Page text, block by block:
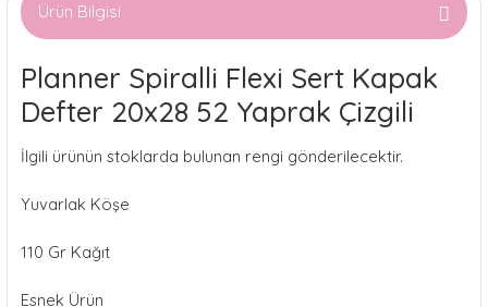
Ürün Bilgisi
Planner Spiralli Flexi Sert Kapak
Defter 20x28 52 Yaprak Çizgili
İlgili ürünün stoklarda bulunan rengi gönderilecektir.
Yuvarlak Köşe
110 Gr Kağıt
Esnek Ürün